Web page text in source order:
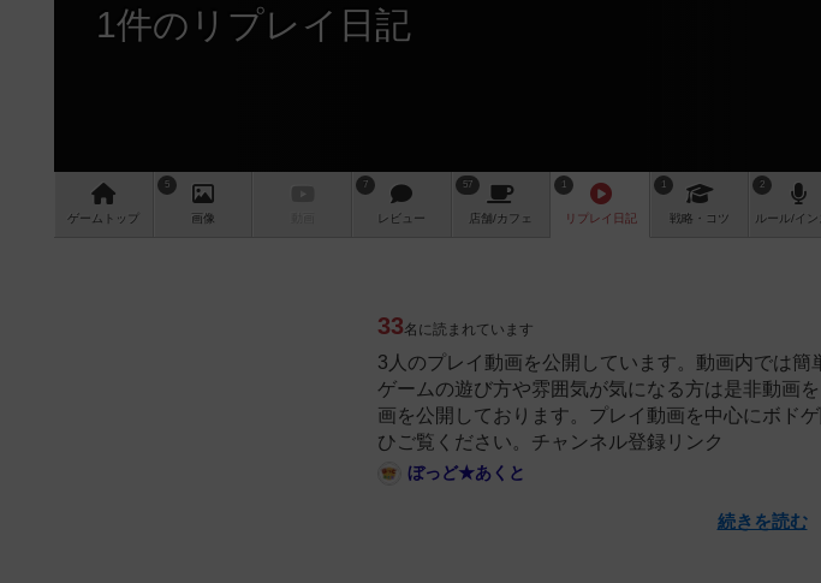
1件のリプレイ日記
ゲーム トップ
5
画像
7
レビュー
57
店舗/カフェ
1
リプレイ 日記
1
戦略 ・コツ
2
ルール/イン
33名に読まれています
3人のプレイ動画を公開しています。動画内では
ゲームの遊び方や雰囲気が気になる方は是非動画
画を公開しております。プレイ動画を中心にボド
ひご覧ください。チャンネル登録リンク
ぼっど★あくと
続きを読む